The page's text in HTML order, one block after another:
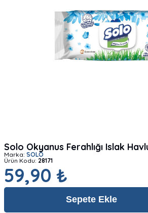
Solo Okyanus Ferahlığı Islak
Marka: SOLO
Ürün Kodu: 28171
59,90 ₺
Sepete Ekle